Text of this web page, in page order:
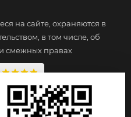
на сайте, охраняются в
в том числе, об
смежных правах